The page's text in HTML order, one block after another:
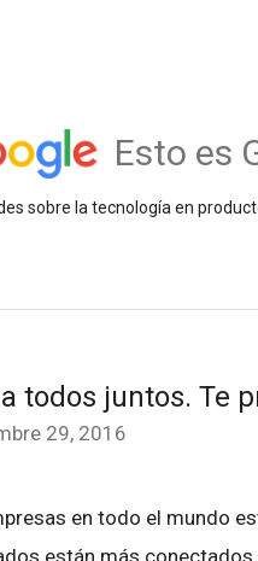
Esto es
sobre la tecnología en
todos juntos. Te
29, 2016
en todo el mundo
están más